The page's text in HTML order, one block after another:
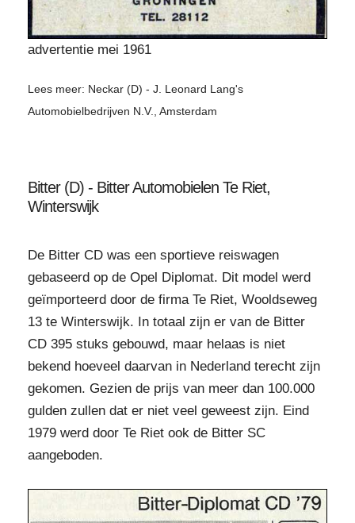
advertentie mei 1961
Lees meer: Neckar (D) - J. Leonard Lang's
Automobielbedrijven N.V., Amsterdam
Bitter (D) - Bitter Automobielen Te Riet,
Winterswijk
De Bitter CD was een sportieve reiswagen
gebaseerd op de Opel Diplomat. Dit model werd
geïmporteerd door de firma Te Riet, Wooldseweg
13 te Winterswijk. In totaal zijn er van de Bitter
CD 395 stuks gebouwd, maar helaas is niet
bekend hoeveel daarvan in Nederland terecht zijn
gekomen. Gezien de prijs van meer dan 100.000
gulden zullen dat er niet veel geweest zijn. Eind
1979 werd door Te Riet ook de Bitter SC
aangeboden.